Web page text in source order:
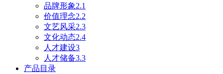
品牌形象2.1
价值理念2.2
文艺风采2.3
文化动态2.4
人才建设3
人才储备3.3
产品目录